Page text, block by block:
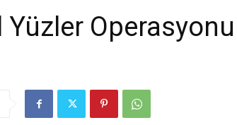
Yüzler Operasyonu